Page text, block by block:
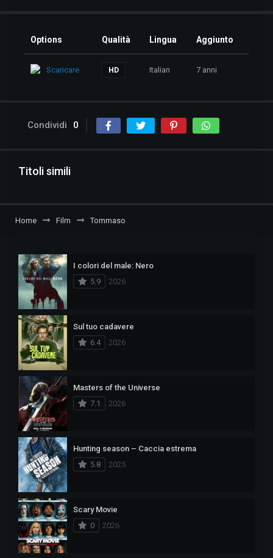
Options Qualità Lingua Aggiunto
Scaricare HD Italian 7 anni
Condividi 0
Titoli simili
Home Film Tommaso
I colori del male: Nero
5.9
2026
Sul tuo cadavere
6.4
2026
Masters of the Universe
7.1
2026
Hunting season – Caccia estrema
5.8
2025
Scary Movie
0
2026